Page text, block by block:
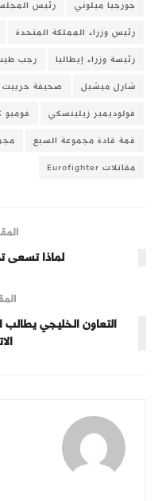
جورجيا ميلوني
رئيس
رئيس وزراء المملكة المتحدة
رئيسة وزراء إيطاليا
رجب
شارل ميشيل
صحيفة حرييت
فولوديمير زيلينسكي
فوميو
قمة قادة مجموعة السبع
مقاتلات Eurofighter
لماذا تسعى
التعاون الخليجي يطالب